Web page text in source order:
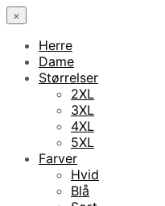
×
Herre
Dame
Størrelser
2XL
3XL
4XL
5XL
Farver
Hvid
Blå